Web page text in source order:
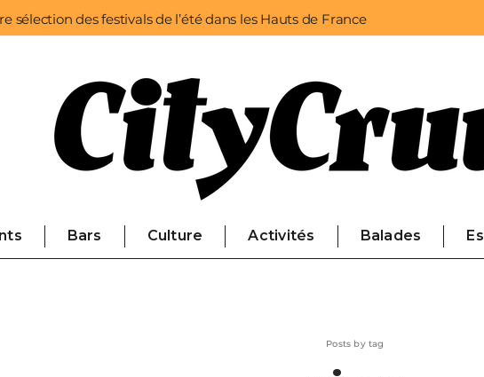
sélection des festivals de l’été dans les Hauts de France
Bars Culture Activités Balades
Posts by tag